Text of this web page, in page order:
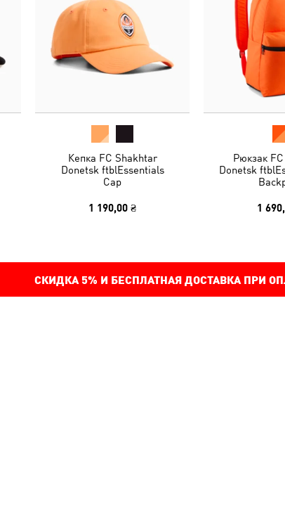
Кепка FC Shakhtar
Donetsk ftblEssentials
Cap
1 190,00 ₴
Рюкзак
Donetsk
1
СКИДКА 5% И БЕСПЛАТНАЯ ДОСТАВКА ПРИ